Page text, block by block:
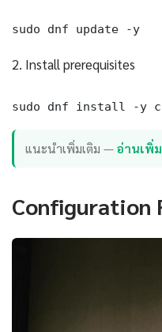
sudo dnf update -y
2. Install prerequisites
sudo dnf install -y
แนะนำเพิ่มเติม —อ่านเพิ่
Configuration